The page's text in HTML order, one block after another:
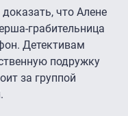
что Алене
грабительница
Детективам
подружку
за группой